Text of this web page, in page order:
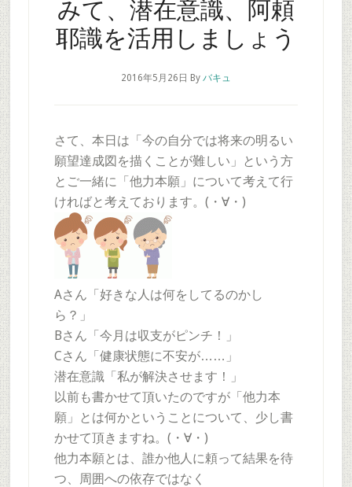
みて、潜在意識、阿頼
耶識を活用しましょう
2016年5月26日 By バキュ
さて、本日は「今の自分では将来の明るい
願望達成図を描くことが難しい」という方
とご一緒に「他力本願」について考えて行
ければと考えております。(・∀・)
Aさん「好きな人は何をしてるのかし
ら？」
Bさん「今月は収支がピンチ！」
Cさん「健康状態に不安が……」
潜在意識「私が解決させます！」
以前も書かせて頂いたのですが「他力本
願」とは何かということについて、少し書
かせて頂きますね。(・∀・)
他力本願とは、誰か他人に頼って結果を待
つ、周囲への依存ではなく